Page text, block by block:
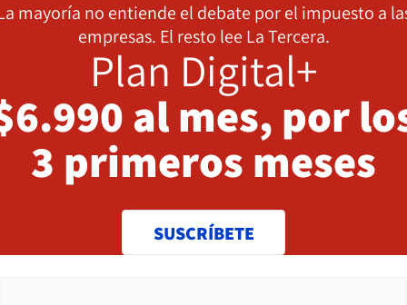
mayoría no entiende el debate por el impuesto a
empresas. El resto lee La Tercera.
Plan Digital+
al mes, por
3 primeros meses
SUSCRÍBETE